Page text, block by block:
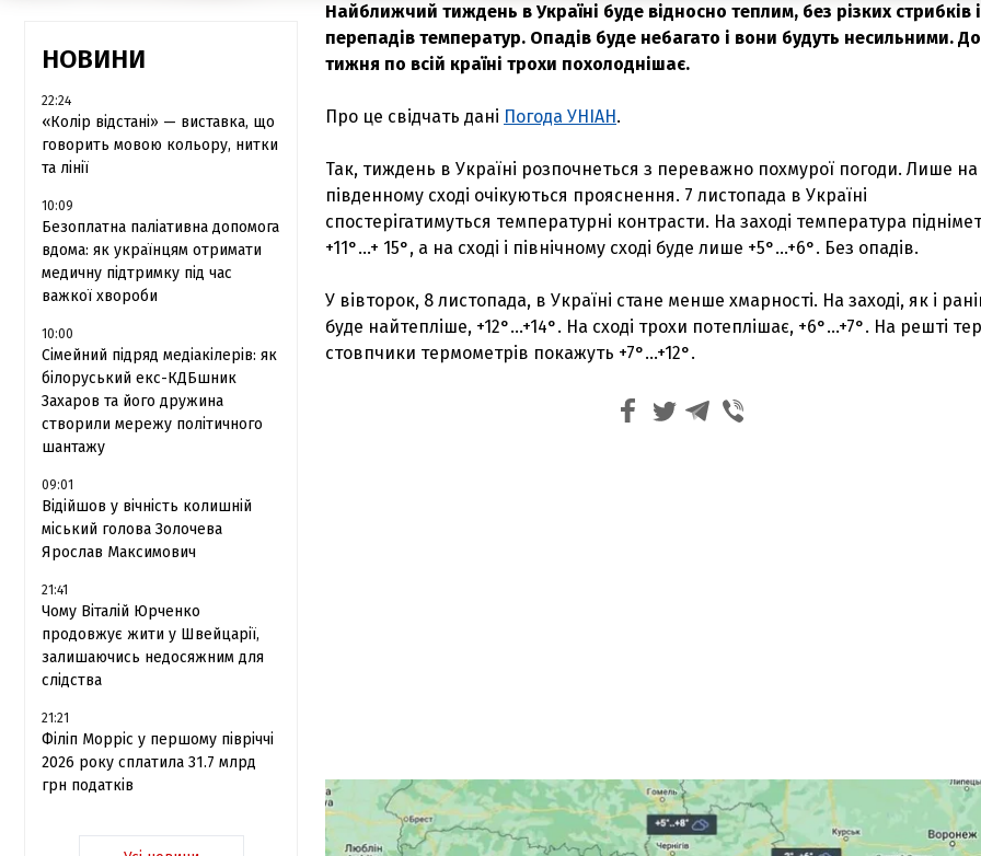
НОВИНИ
22:24
«Колір відстані» — виставка, що
говорить мовою кольору, нитки
та лінії
10:09
Безоплатна паліативна допомога
вдома: як українцям отримати
медичну підтримку під час
важкої хвороби
10:00
Сімейний підряд медіакілерів: як
білоруський екс-КДБшник
Захаров та його дружина
створили мережу політичного
шантажу
09:01
Відійшов у вічність колишній
міський голова Золочева
Ярослав Максимович
21:41
Чому Віталій Юрченко
продовжує жити у Швейцарії,
залишаючись недосяжним для
слідства
21:21
Філіп Морріс у першому півріччі
2026 року сплатила 31.7 млрд
грн податків
Найближчий тиждень в Україні буде відносно теплим, без різких стрибків і
перепадів температур. Опадів буде небагато і вони будуть несильними.
тижня по всій країні трохи похолоднішає.
Про це свідчать дані Погода УНІАН.
Так, тиждень в Україні розпочнеться з переважно похмурої погоди. Лише на
південному сході очікуються прояснення. 7 листопада в Україні
спостерігатимуться температурні контрасти. На заході температура
+11°...+ 15°, а на сході і північному сході буде лише +5°...+6°. Без опадів.
У вівторок, 8 листопада, в Україні стане менше хмарності. На заході, як і
буде найтепліше, +12°...+14°. На сході трохи потеплішає, +6°...+7°. На решті
стовпчики термометрів покажуть +7°...+12°.